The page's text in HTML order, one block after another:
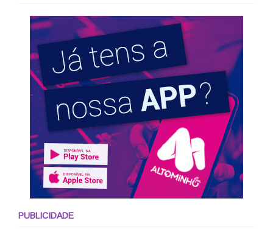
PUBLICIDADE